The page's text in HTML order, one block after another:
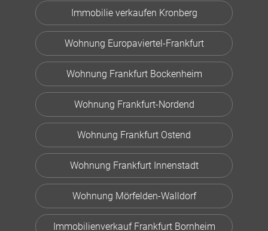
Immobilie verkaufen Kronberg
Wohnung Europaviertel-Frankfurt
Wohnung Frankfurt Bockenheim
Wohnung Frankfurt-Nordend
Wohnung Frankfurt Ostend
Wohnung Frankfurt Innenstadt
Wohnung Mörfelden-Walldorf
Immobilienverkauf Frankfurt Bornheim